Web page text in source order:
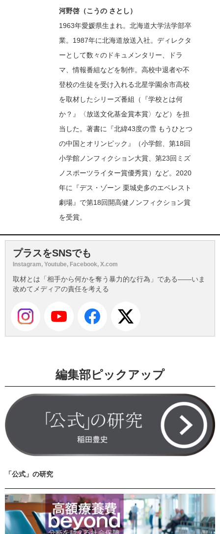
河野啓（こうの さとし）
1963年愛媛県生まれ。北海道大学法学部卒
業。1987年に北海道放送入社。ディレクタ
ーとして数々のドキュメンタリー、ドラ
マ、情報番組などを制作。高校中退者や不
登校の生徒を受け入れる北星学園余市高校
を取材したシリーズ番組（『学校とは何
か？』〈放送文化基金賞本賞〉など）を担
当した。著書に『北緯43度の雪 もうひとつ
の中国とオリンピック』（小学館、第18回
小学館ノンフィクション大賞、第23回ミズ
ノスポーツライター賞優秀賞）など。2020
年に『デス・ゾーン 栗城史多のエベレスト
劇場』で第18回開高健ノンフィクション賞
を受賞。
プラスをSNSでも
Instagram, Youtube, Facebook, X.com
取材とは「相手から何かを奪う暴力的な行為」である――いま
改めてメディアの責任を考える
編集部ピックアップ
「公式」の研究